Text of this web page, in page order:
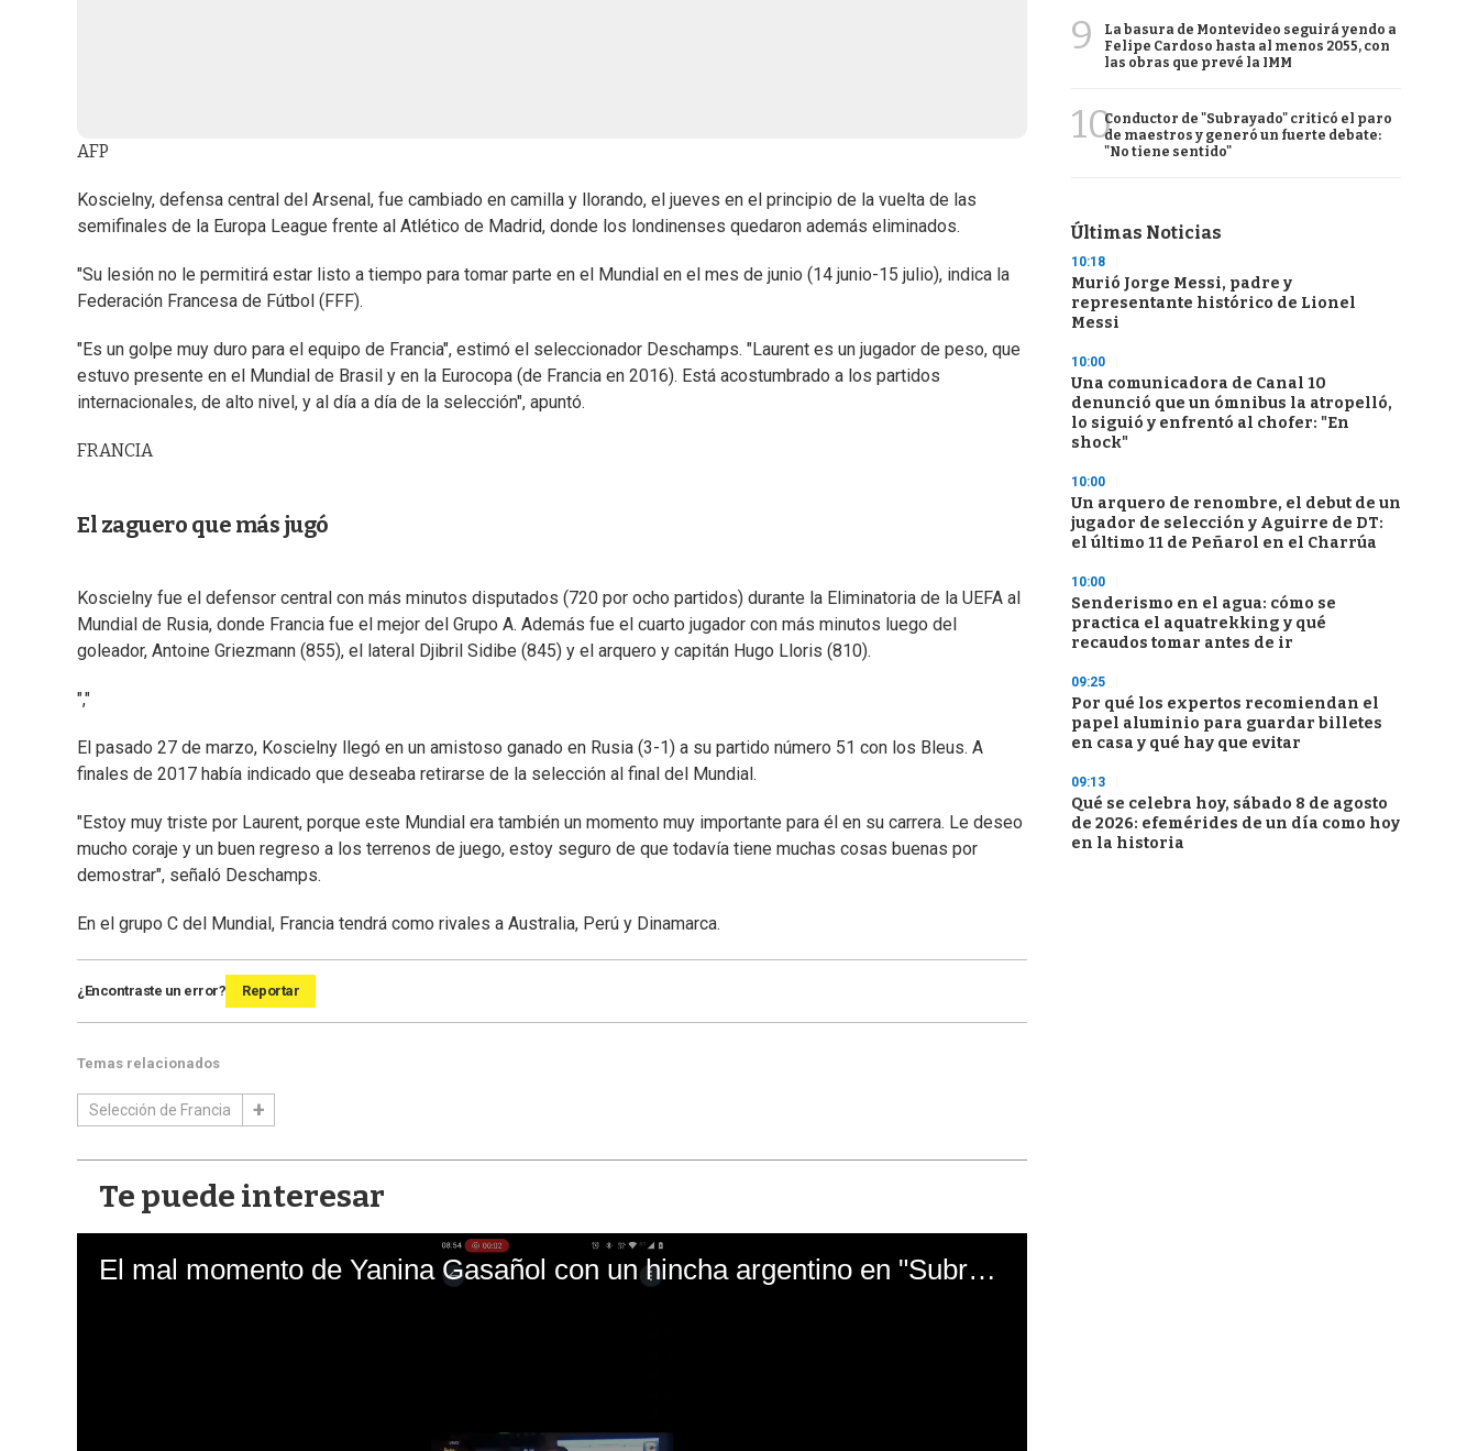
AFP
Koscielny, defensa central del Arsenal, fue cambiado en camilla y llorando, el jueves en el principio de la vuelta de las
semifinales de la Europa League frente al Atlético de Madrid, donde los londinenses quedaron además eliminados.
"Su lesión no le permitirá estar listo a tiempo para tomar parte en el Mundial en el mes de junio (14 junio-15 julio), indica la
Federación Francesa de Fútbol (FFF).
"Es un golpe muy duro para el equipo de Francia", estimó el seleccionador Deschamps. "Laurent es un jugador de peso, que
estuvo presente en el Mundial de Brasil y en la Eurocopa (de Francia en 2016). Está acostumbrado a los partidos
internacionales, de alto nivel, y al día a día de la selección", apuntó.
FRANCIA
El zaguero que más jugó
Koscielny fue el defensor central con más minutos disputados (720 por ocho partidos) durante la Eliminatoria de la UEFA al
Mundial de Rusia, donde Francia fue el mejor del Grupo A. Además fue el cuarto jugador con más minutos luego del
goleador, Antoine Griezmann (855), el lateral Djibril Sidibe (845) y el arquero y capitán Hugo Lloris (810).
","
El pasado 27 de marzo, Koscielny llegó en un amistoso ganado en Rusia (3-1) a su partido número 51 con los Bleus. A
finales de 2017 había indicado que deseaba retirarse de la selección al final del Mundial.
"Estoy muy triste por Laurent, porque este Mundial era también un momento muy importante para él en su carrera. Le deseo
mucho coraje y un buen regreso a los terrenos de juego, estoy seguro de que todavía tiene muchas cosas buenas por
demostrar", señaló Deschamps.
En el grupo C del Mundial, Francia tendrá como rivales a Australia, Perú y Dinamarca.
¿Encontraste un error? Reportar
Temas relacionados
Selección de Francia
Te puede interesar
El mal momento de Yanina Gasañol con un hincha argentino en "Subrayado"
9
La basura de Montevideo seguirá yendo a
Felipe Cardoso hasta al menos 2055, con
las obras que prevé la IMM
10Conductor de "Subrayado" criticó el paro
de maestros y generó un fuerte debate:
"No tiene sentido"
Últimas Noticias
10:18
Murió Jorge Messi, padre y
representante histórico de Lionel
Messi
10:00
Una comunicadora de Canal 10
denunció que un ómnibus la atropelló,
lo siguió y enfrentó al chofer: "En
shock"
10:00
Un arquero de renombre, el debut de un
jugador de selección y Aguirre de DT:
el último 11 de Peñarol en el Charrúa
10:00
Senderismo en el agua: cómo se
practica el aquatrekking y qué
recaudos tomar antes de ir
09:25
Por qué los expertos recomiendan el
papel aluminio para guardar billetes
en casa y qué hay que evitar
09:13
Qué se celebra hoy, sábado 8 de agosto
de 2026: efemérides de un día como hoy
en la historia